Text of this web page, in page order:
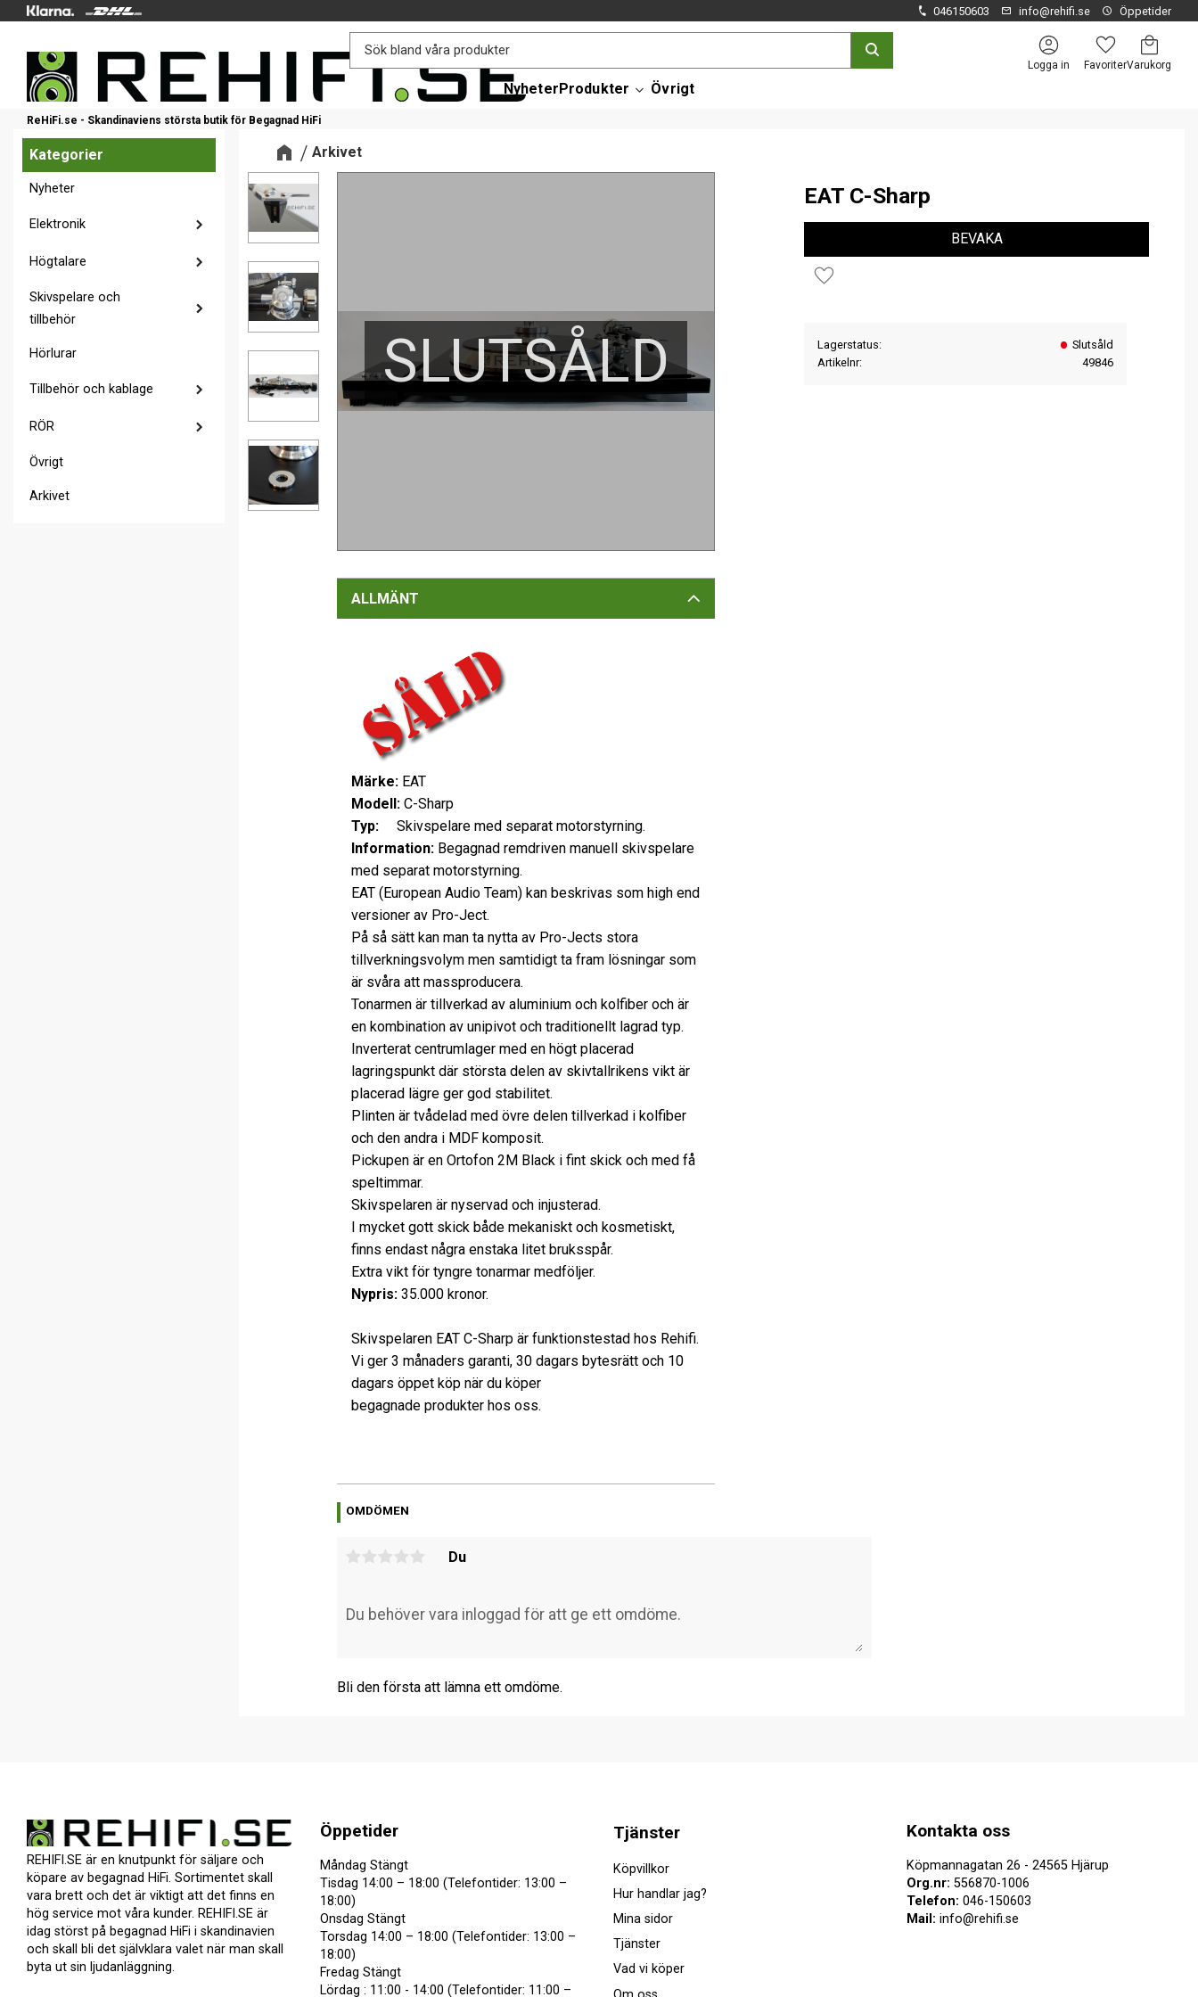
046150603 info@rehifi.se Öppetider
ReHiFi.se - Skandinaviens största butik för Begagnad HiFi
Logga in
Favoriter
Kundvagn
NyheterProdukter Övrigt
Arkivet
EAT C-Sharp
SLUTSÅLD
Lägg till i favoriter
BEVAKA
Lagerstatus
Slutsåld
Artikelnr
49846
ALLMÄNT
Märke:EAT
Modell:C-Sharp
Typ:Skivspelare med separat motorstyrning.
Information:Begagnad remdriven manuell skivspelare
med separat motorstyrning.
EAT (European Audio Team) kan beskrivas som high end
versioner av Pro-Ject.
På så sätt kan man ta nytta av Pro-Jects stora
tillverkningsvolym men samtidigt ta fram lösningar som
är svåra att massproducera.
Tonarmen är tillverkad av aluminium och kolfiber och är
en kombination av unipivot och traditionellt lagrad typ.
Inverterat centrumlager med en högt placerad
lagringspunkt där största delen av skivtallrikens vikt är
placerad lägre ger god stabilitet.
Plinten är tvådelad med övre delen tillverkad i kolfiber
och den andra i MDF komposit.
Pickupen är en Ortofon 2M Black i fint skick och med få
speltimmar.
Skivspelaren är nyservad och injusterad.
I mycket gott skick både mekaniskt och kosmetiskt,
finns endast några enstaka litet bruksspår.
Extra vikt för tyngre tonarmar medföljer.
Nypris:35.000 kronor.
Skivspelaren EAT C-Sharp är funktionstestad hos Rehifi.
Vi ger 3 månaders garanti, 30 dagars bytesrätt och 10
dagars öppet köp när du köper
begagnade produkter hos oss.
OMDÖMEN
Du
Bli den första att lämna ett omdöme.
Kategorier
Nyheter
Elektronik
Högtalare
Skivspelare och
tillbehör
Hörlurar
Tillbehör och kablage
RÖR
Övrigt
Arkivet
REHIFI.SE är en knutpunkt för säljare och
köpare av begagnad HiFi. Sortimentet skall
vara brett och det är viktigt att det finns en
hög service mot våra kunder. REHIFI.SE är
idag störst på begagnad HiFi i skandinavien
och skall bli det självklara valet när man skall
byta ut sin ljudanläggning.
Öppetider
Måndag Stängt
Tisdag 14:00 – 18:00 (Telefontider: 13:00 –
18:00)
Onsdag Stängt
Torsdag 14:00 – 18:00 (Telefontider: 13:00 –
18:00)
Fredag Stängt
Lördag : 11:00 - 14:00 (Telefontider: 11:00 –
Kontakta oss
Köpmannagatan 26 - 24565 Hjärup
Org.nr: 556870-1006
Telefon: 046-150603
Mail: info@rehifi.se
Tjänster
Köpvillkor
Hur handlar jag?
Mina sidor
Tjänster
Vad vi köper